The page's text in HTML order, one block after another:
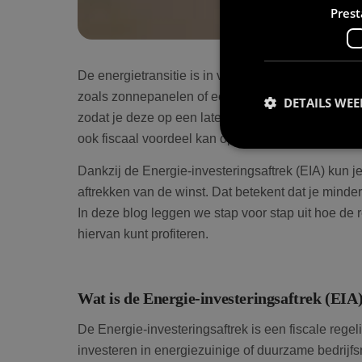
De energietransitie is in volle gang. Steeds meer
zoals zonnepanelen of een thuisbatterij. Zo’n
zodat je deze op een later moment zelf kunt
ook fiscaal voordeel kan opleveren?
Dankzij de Energie-investeringsaftrek (EIA) kun
aftrekken van de winst. Dat betekent dat je
In deze blog leggen we stap voor stap uit hoe
hiervan kunt profiteren.
Wat is de Energie-investeringsaftrek
De Energie-investeringsaftrek is een fiscale
investeren in energiezuinige of duurzame
DETAILS
Prestatiecookies
Naam
wp-